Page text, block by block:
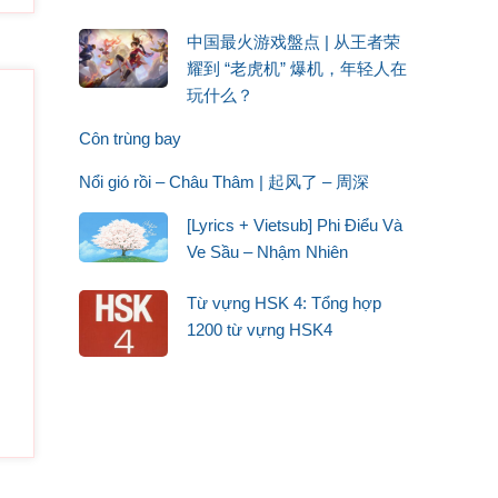
右手成鳞片
chéng yǔ yòushǒu chéng línpiàn
shàng mǒu shì zài lín jiàn
粒微尘的模样
yī lì wēi chén de múyàng
chàng dung hình dáng một hạt bụi trần
fúxiàn
中国最火游戏盤点 | 从王者荣
耀到 “老虎机” 爆机，年轻人在
玩什么？
Côn trùng bay
Nổi gió rồi – Châu Thâm | 起风了 – 周深
[Lyrics + Vietsub] Phi Điểu Và
Ve Sầu – Nhậm Nhiên
Từ vựng HSK 4: Tổng hợp
1200 từ vựng HSK4